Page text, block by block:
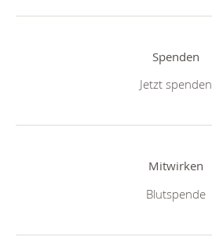
Spenden
Jetzt spenden
Mitwirken
Blutspende